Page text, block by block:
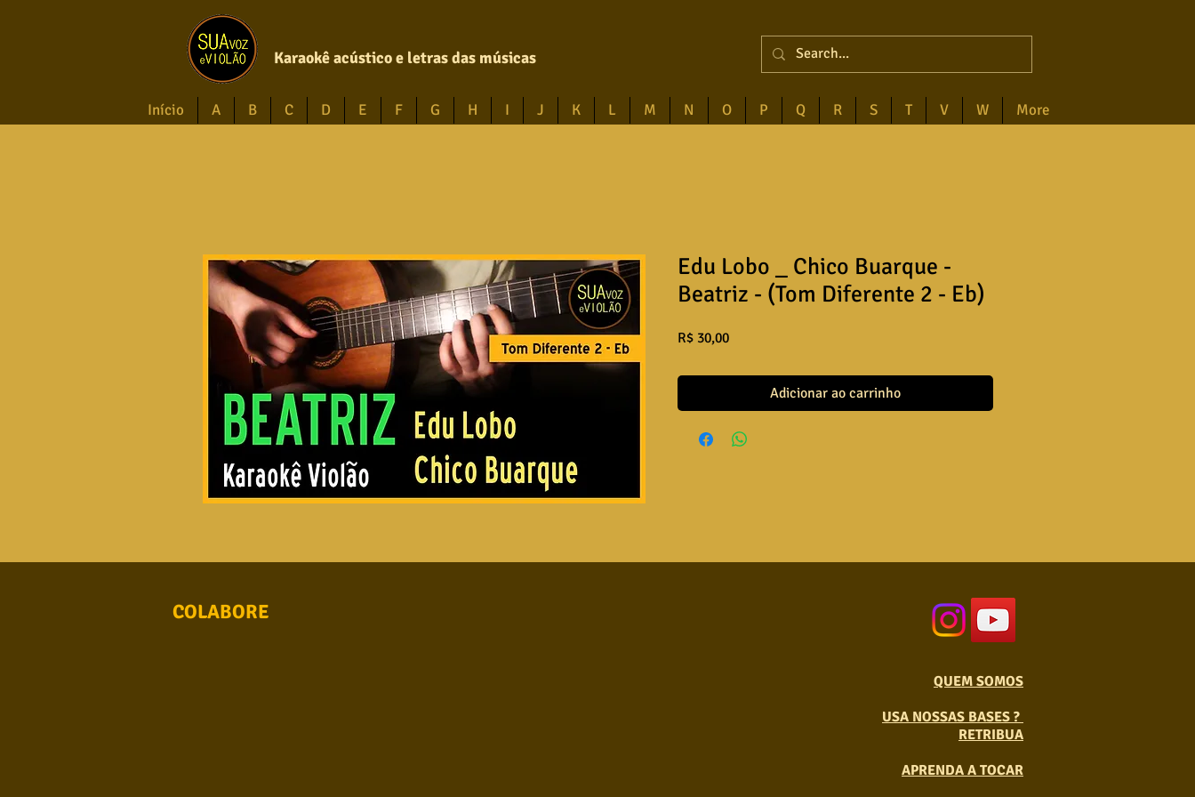
Karaokê acústico e letras das músicas
Início A B C D E F G H I J K L M N O P Q R S T V W More
Edu Lobo _ Chico Buarque -
Beatriz - (Tom Diferente 2 - Eb)
R$ 30,00Preço
Adicionar ao carrinho
COLABORE
QUEM SOMOS
USA NOSSAS BASES ?
RETRIBUA
APRENDA A TOCAR